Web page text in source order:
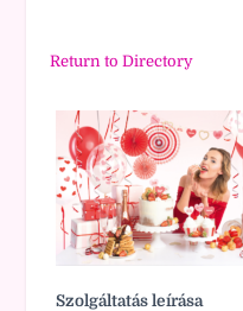
Return to Directory
Szolgáltatás leírása